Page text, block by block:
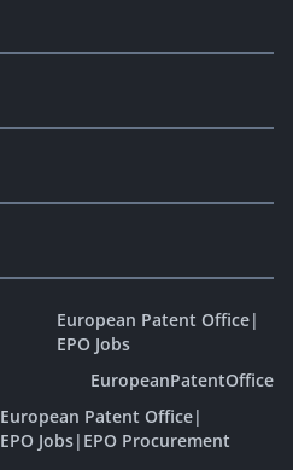
European Patent Office|
EPO Jobs
EuropeanPatentOffice
European Patent Office|
EPO Jobs| EPO Procurement